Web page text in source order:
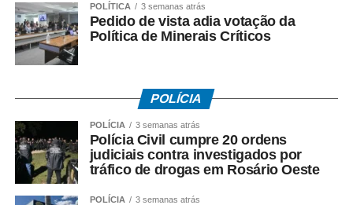
COMENTE ABAIXO:
WhatsApp
Facebook
POLÍTICA 3 semanas atrás
Pedido de vista adia votação da
Política de Minerais Críticos
POLÍCIA
POLÍCIA 3 semanas atrás
Polícia Civil cumpre 20 ordens
judiciais contra investigados por
tráfico de drogas em Rosário Oeste
POLÍCIA 3 semanas atrás